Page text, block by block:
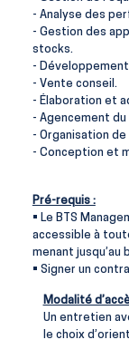
- Analyse des
- Gestion des
stocks.
-
- Vente conseil.
- Élaboration et
- Agencement du
- Organisation
- Conception et
Pré-requis :
• Le BTS
accessible à
menant jusqu’au
• Signer un
Modalité
Un entretien
le choix